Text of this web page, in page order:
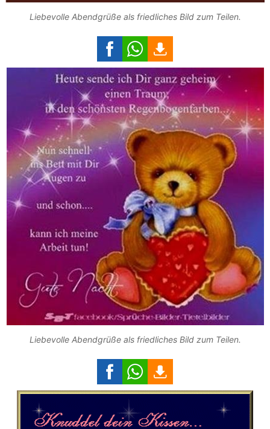
Liebevolle Abendgrüße als friedliches Bild zum Teilen.
Liebevolle Abendgrüße als friedliches Bild zum Teilen.